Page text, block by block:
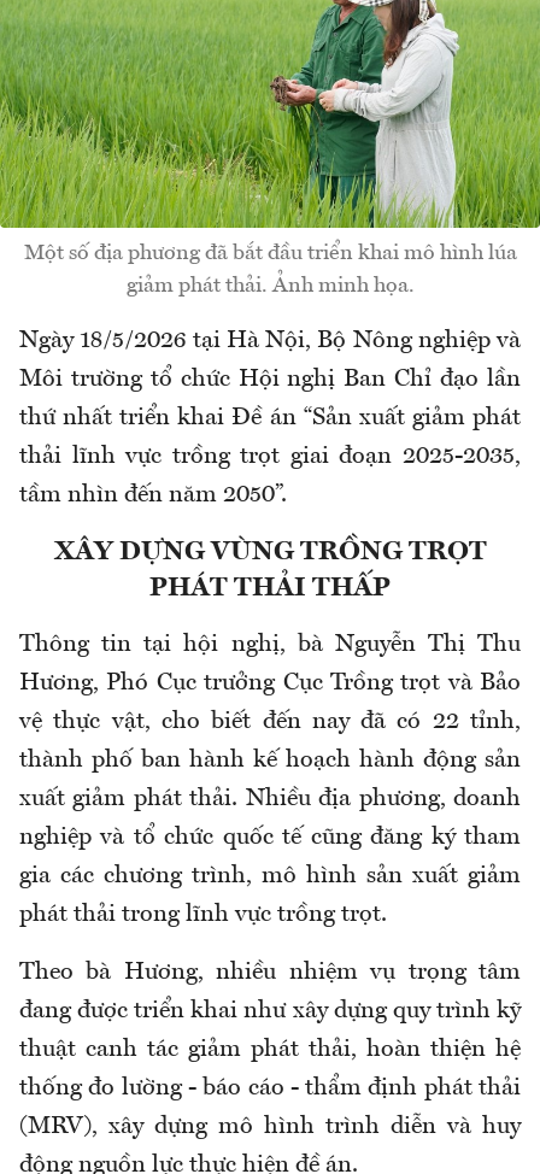
Một số địa phương đã bắt đầu triển khai mô hình lúa
giảm phát thải. Ảnh minh họa.
Ngày 18/5/2026 tại Hà Nội, Bộ Nông nghiệp và
Môi trường tổ chức Hội nghị Ban Chỉ đạo lần
thứ nhất triển khai Đề án “Sản xuất giảm phát
thải lĩnh vực trồng trọt giai đoạn 2025-2035,
tầm nhìn đến năm 2050”.
XÂY DỰNG VÙNG TRỒNG TRỌT
PHÁT THẢI THẤP
Thông tin tại hội nghị, bà Nguyễn Thị Thu
Hương, Phó Cục trưởng Cục Trồng trọt và Bảo
vệ thực vật, cho biết đến nay đã có 22 tỉnh,
thành phố ban hành kế hoạch hành động sản
xuất giảm phát thải. Nhiều địa phương, doanh
nghiệp và tổ chức quốc tế cũng đăng ký tham
gia các chương trình, mô hình sản xuất giảm
phát thải trong lĩnh vực trồng trọt.
Theo bà Hương, nhiều nhiệm vụ trọng tâm
đang được triển khai như xây dựng quy trình kỹ
thuật canh tác giảm phát thải, hoàn thiện hệ
thống đo lường - báo cáo - thẩm định phát thải
(MRV), xây dựng mô hình trình diễn và huy
động nguồn lực thực hiện đề án.